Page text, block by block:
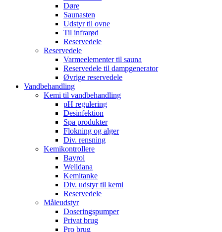
Døre
Saunasten
Udstyr til ovne
Til infrarød
Reservedele
Reservedele
Varmeelementer til sauna
Reservedele til dampgenerator
Øvrige reservedele
Vandbehandling
Kemi til vandbehandling
pH regulering
Desinfektion
Spa produkter
Flokning og alger
Div. rensning
Kemikontrollere
Bayrol
Welldana
Kemitanke
Div. udstyr til kemi
Reservedele
Måleudstyr
Doseringspumper
Privat brug
Pro brug